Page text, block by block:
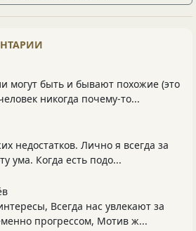
могут быть и бывают похожие (это
никогда почему-то...
недостатков. Лично я всегда за
ума. Когда есть подо...
Всегда нас увлекают за
прогрессом, Мотив ж...